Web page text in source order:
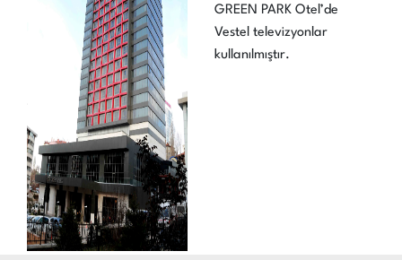
GREEN PARK Otel’de
Vestel televizyonlar
kullanılmıştır.